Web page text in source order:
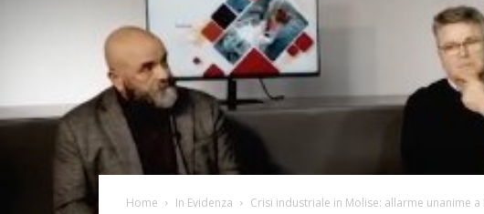
Home In Evidenza Crisi industriale in Molise: allarme unanime a